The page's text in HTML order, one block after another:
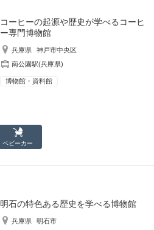
コーヒーの起源や歴史が学べるコーヒ
ー専門博物館
兵庫県
神戸市中央区
南公園駅(兵庫県)
博物館・資料館
ベビーカー
明石の特色ある歴史を学べる博物館
兵庫県
明石市